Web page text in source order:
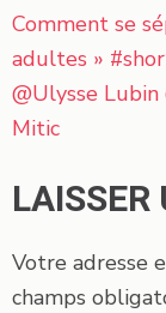
de
l’article
Comment se
adultes »
@Ulysse Lubin
Mitic
LAISSER
Votre adresse
champs